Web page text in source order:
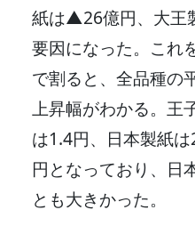
紙は▲26億円、大王
要因になった。これ
で割ると、全品種の
上昇幅がわかる。王
は1.4円、日本製紙
円となっており、日
とも大きかった。